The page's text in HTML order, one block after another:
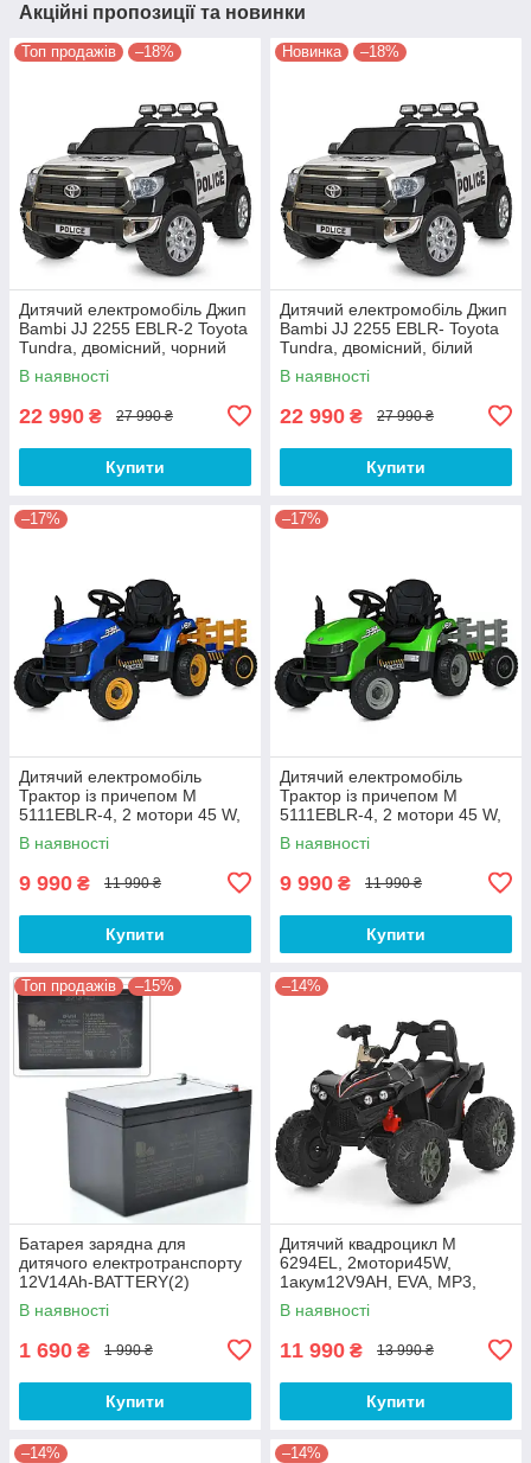
Акційні пропозиції та новинки
Топ продажів –18%
Дитячий електромобіль Джип
Bambi JJ 2255 EBLR-2 Toyota
Tundra, двомісний, чорний
В наявності
22 990 ₴ 27 990 ₴
Купити
Новинка –18%
Дитячий електромобіль Джип
Bambi JJ 2255 EBLR- Toyota
Tundra, двомісний, білий
В наявності
22 990 ₴ 27 990 ₴
Купити
–17%
Дитячий електромобіль
Трактор із причепом M
5111EBLR-4, 2 мотори 45 W,
MP3, USB, шкір сидіння,
синій
В наявності
9 990 ₴ 11 990 ₴
Купити
–17%
Дитячий електромобіль
Трактор із причепом M
5111EBLR-4, 2 мотори 45 W,
MP3, USB, шкір сидіння,
синій
В наявності
9 990 ₴ 11 990 ₴
Купити
Топ продажів –15%
Батарея зарядна для
дитячого електротранспорту
12V14Ah-BATTERY(2)
В наявності
1 690 ₴ 1 990 ₴
Купити
–14%
Дитячий квадроцикл M
6294EL, 2мотори45W,
1акум12V9AH, EVA, MP3,
USB, TF, BLUETOOTH, шкіра,
музика, світло
В наявності
11 990 ₴ 13 990 ₴
Купити
–14% –14%